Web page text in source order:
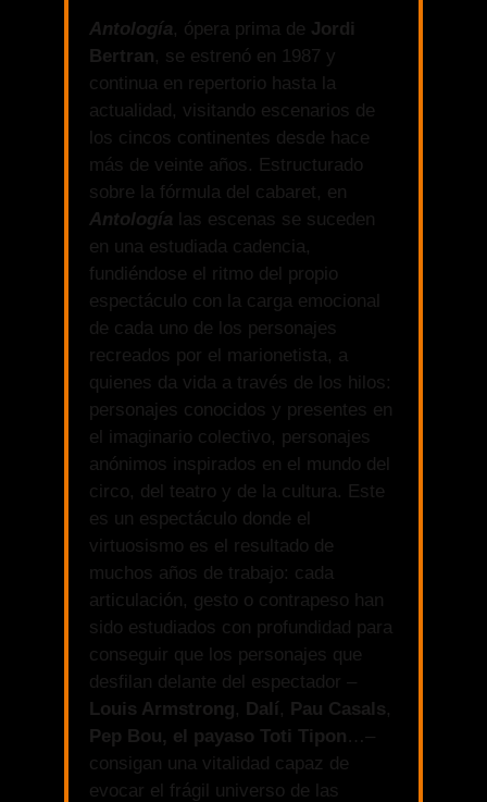
Antología, ópera prima de Jordi
Bertran, se estrenó en 1987 y
continua en repertorio hasta la
actualidad, visitando escenarios de
los cincos continentes desde hace
más de veinte años. Estructurado
sobre la fórmula del cabaret, en
Antología las escenas se suceden
en una estudiada cadencia,
fundiéndose el ritmo del propio
espectáculo con la carga emocional
de cada uno de los personajes
recreados por el marionetista, a
quienes da vida a través de los hilos:
personajes conocidos y presentes en
el imaginario colectivo, personajes
anónimos inspirados en el mundo del
circo, del teatro y de la cultura. Este
es un espectáculo donde el
virtuosismo es el resultado de
muchos años de trabajo: cada
articulación, gesto o contrapeso han
sido estudiados con profundidad para
conseguir que los personajes que
desfilan delante del espectador –
Louis Armstrong, Dalí, Pau Casals,
Pep Bou, el payaso Toti Tipon …–
consigan una vitalidad capaz de
evocar el frágil universo de las